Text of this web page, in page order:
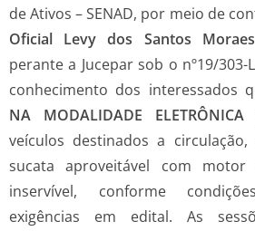
de Ativos – SENAD, por meio de
Oficial Levy dos Santos
perante a Jucepar sob o nº19/
conhecimento dos interessados
NA MODALIDADE ELETRÔNICA
veículos destinados a circulação,
sucata aproveitável com motor
inservível, conforme
exigências em edital. As